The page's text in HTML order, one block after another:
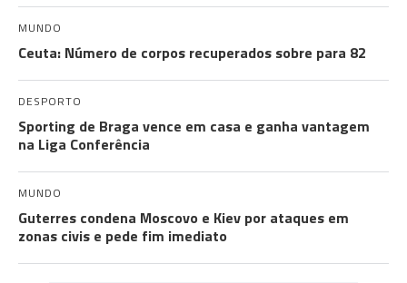
MUNDO
Ceuta: Número de corpos recuperados sobre para 82
DESPORTO
Sporting de Braga vence em casa e ganha vantagem
na Liga Conferência
MUNDO
Guterres condena Moscovo e Kiev por ataques em
zonas civis e pede fim imediato